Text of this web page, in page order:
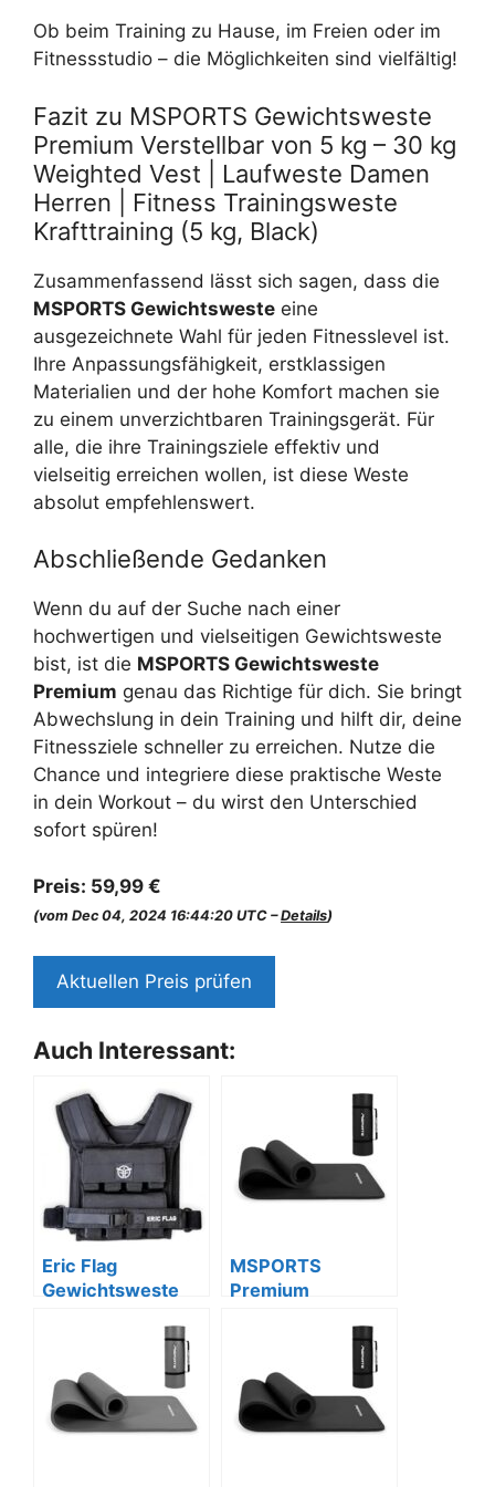
Ob beim Training zu Hause, im Freien oder im
Fitnessstudio – die Möglichkeiten sind vielfältig!
Fazit zu MSPORTS Gewichtsweste
Premium Verstellbar von 5 kg – 30 kg
Weighted Vest | Laufweste Damen
Herren | Fitness Trainingsweste
Krafttraining (5 kg, Black)
Zusammenfassend lässt sich sagen, dass die
MSPORTS Gewichtsweste eine
ausgezeichnete Wahl für jeden Fitnesslevel ist.
Ihre Anpassungsfähigkeit, erstklassigen
Materialien und der hohe Komfort machen sie
zu einem unverzichtbaren Trainingsgerät. Für
alle, die ihre Trainingsziele effektiv und
vielseitig erreichen wollen, ist diese Weste
absolut empfehlenswert.
Abschließende Gedanken
Wenn du auf der Suche nach einer
hochwertigen und vielseitigen Gewichtsweste
bist, ist die MSPORTS Gewichtsweste
Premium genau das Richtige für dich. Sie bringt
Abwechslung in dein Training und hilft dir, deine
Fitnessziele schneller zu erreichen. Nutze die
Chance und integriere diese praktische Weste
in dein Workout – du wirst den Unterschied
sofort spüren!
Preis: 59,99 €
(vom Dec 04, 2024 16:44:20 UTC –Details)
Aktuellen Preis prüfen
Auch Interessant:
Eric Flag
Gewichtsweste
verstellbar, für
MSPORTS
Premium